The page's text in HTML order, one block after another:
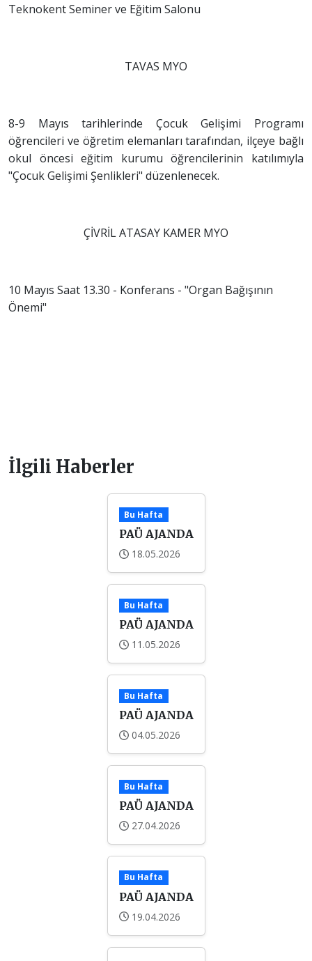
Teknokent Seminer ve Eğitim Salonu
TAVAS MYO
8-9 Mayıs tarihlerinde Çocuk Gelişimi Programı
öğrencileri ve öğretim elemanları tarafından, ilçeye bağlı
okul öncesi eğitim kurumu öğrencilerinin katılımıyla
"Çocuk Gelişimi Şenlikleri" düzenlenecek.
ÇİVRİL ATASAY KAMER MYO
10 Mayıs Saat 13.30 - Konferans - "Organ Bağışının
Önemi"
İlgili Haberler
Bu Hafta
PAÜ AJANDA
18.05.2026
Bu Hafta
PAÜ AJANDA
11.05.2026
Bu Hafta
PAÜ AJANDA
04.05.2026
Bu Hafta
PAÜ AJANDA
27.04.2026
Bu Hafta
PAÜ AJANDA
19.04.2026